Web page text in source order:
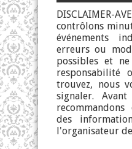
DISCLAIMER-
contrôlons
événements
erreurs ou
possibles et
responsabilité
trouvez, nous
signaler.
des
l'organisateur